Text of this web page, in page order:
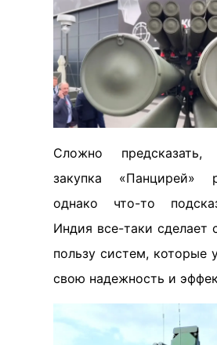
Сложно
закупка «Панцирей»
однако что-то
Индия все-таки сделает
пользу систем, которые
свою надежность и